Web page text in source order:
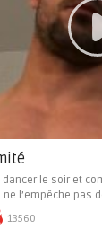
le soir et
l’empêche pas
13560